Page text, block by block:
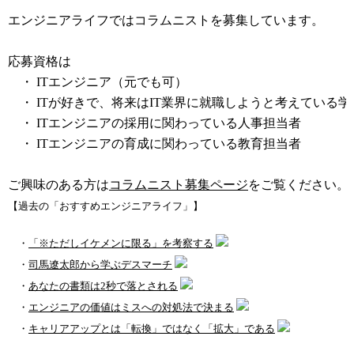
エンジニアライフではコラムニストを募集しています。
応募資格は
・ ITエンジニア（元でも可）
・ ITが好きで、将来はIT業界に就職しようと考えている学
・ ITエンジニアの採用に関わっている人事担当者
・ ITエンジニアの育成に関わっている教育担当者
ご興味のある方はコラムニスト募集ページをご覧ください。
【過去の「おすすめエンジニアライフ」】
・
「※ただしイケメンに限る」を考察する
・ 司馬遼太郎から学ぶデスマーチ
・ あなたの書類は2秒で落とされる
・ エンジニアの価値はミスへの対処法で決まる
・ キャリアアップとは「転換」ではなく「拡大」である